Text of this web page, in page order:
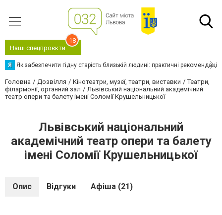
Наші спецпроєкти
18
Я Як забезпечити гідну старість близькій людині: практичні рекомендації
Головна Дозвілля Кінотеатри, музеї, театри, виставки
Театри,
філармонії, органний зал
Львівський національний академічний
театр опери та балету імені Соломії Крушельницької
Львівський національний
академічний театр опери та балету
імені Соломії Крушельницької
Опис Відгуки Афіша (21)